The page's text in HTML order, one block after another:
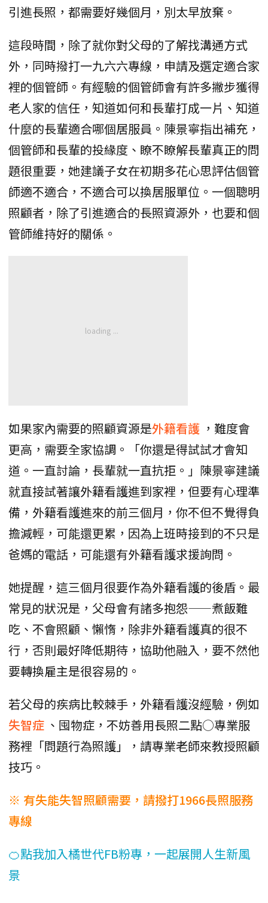
引進長照，都需要好幾個月，別太早放棄。
這段時間，除了就你對父母的了解找溝通方式
外，同時撥打一九六六專線，申請及選定適合家
裡的個管師。有經驗的個管師會有許多撇步獲得
老人家的信任，知道如何和長輩打成一片、知道
什麼的長輩適合哪個居服員。陳景寧指出補充，
個管師和長輩的投緣度、瞭不瞭解長輩真正的問
題很重要，她建議子女在初期多花心思評估個管
師適不適合，不適合可以換居服單位。一個聰明
照顧者，除了引進適合的長照資源外，也要和個
管師維持好的關係。
如果家內需要的照顧資源是外籍看護 ，難度會
更高，需要全家協調。「你還是得試試才會知
道。一直討論，長輩就一直抗拒。」陳景寧建議
就直接試著讓外籍看護進到家裡，但要有心理準
備，外籍看護進來的前三個月，你不但不覺得負
擔減輕，可能還更累，因為上班時接到的不只是
爸媽的電話，可能還有外籍看護求援詢問。
她提醒，這三個月很要作為外籍看護的後盾。最
常見的狀況是，父母會有諸多抱怨——煮飯難
吃、不會照顧、懶惰，除非外籍看護真的很不
行，否則最好降低期待，協助他融入，要不然他
要轉換雇主是很容易的。
若父母的疾病比較棘手，外籍看護沒經驗，例如
失智症 、囤物症，不妨善用長照二點○專業服
務裡「問題行為照護」，請專業老師來教授照顧
技巧。
※ 有失能失智照顧需要，請撥打1966長照服務
專線
🍊點我加入橘世代FB粉專，一起展開人生新風
景